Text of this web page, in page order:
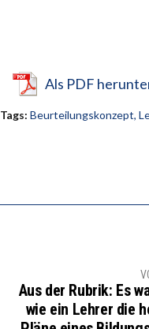
Als PDF
Tags: Beurteilungskonzept,
Aus der Rubrik: Es
wie ein Lehrer die